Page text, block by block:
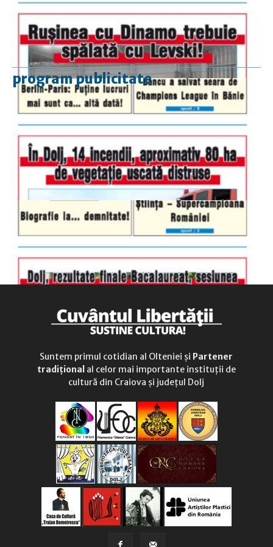
program publicitate
luni-vineri
9.00 - 17.00
duminică
9.00 - 12.00
Suntem primul cotidian al Olteniei și Partener
tradițional al celor mai importante instituții de
cultură din Craiova și județul Dolj